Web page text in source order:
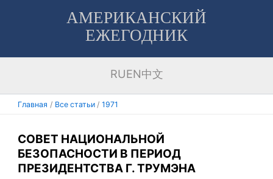
АМЕРИКАНСКИЙ
ЕЖЕГОДНИК
RUEN中文
Главная Все статьи 1971
СОВЕТ НАЦИОНАЛЬНОЙ
БЕЗОПАСНОСТИ В ПЕРИОД
ПРЕЗИДЕНТСТВА Г. ТРУМЭНА